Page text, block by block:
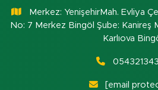
Merkez: YenişehirMah. Evliya
No: 7 Merkez Bingöl Şube: Kanireş
Karlıova
[email